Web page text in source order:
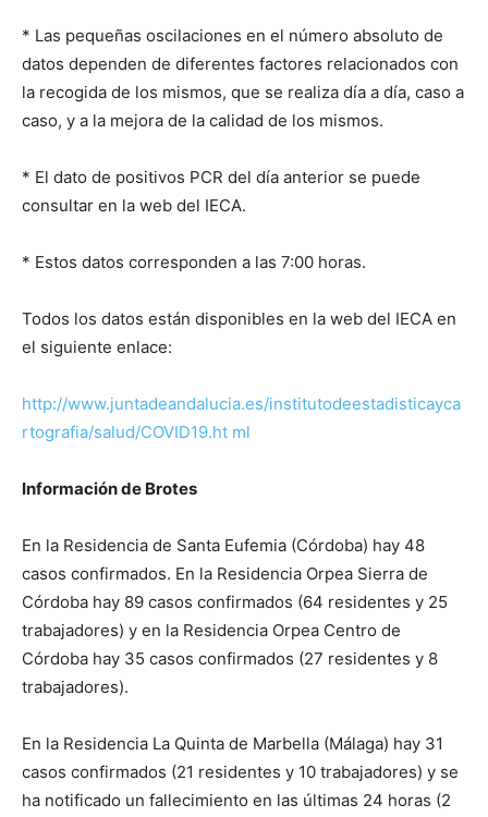
* Las pequeñas oscilaciones en el número absoluto de
datos dependen de diferentes factores relacionados con
la recogida de los mismos, que se realiza día a día, caso a
caso, y a la mejora de la calidad de los mismos.
* El dato de positivos PCR del día anterior se puede
consultar en la web del IECA.
* Estos datos corresponden a las 7:00 horas.
Todos los datos están disponibles en la web del IECA en
el siguiente enlace:
http://www.juntadeandalucia.es/institutodeestadisticayca
rtografia/salud/COVID19.ht ml
Información de Brotes
En la Residencia de Santa Eufemia (Córdoba) hay 48
casos confirmados. En la Residencia Orpea Sierra de
Córdoba hay 89 casos confirmados (64 residentes y 25
trabajadores) y en la Residencia Orpea Centro de
Córdoba hay 35 casos confirmados (27 residentes y 8
trabajadores).
En la Residencia La Quinta de Marbella (Málaga) hay 31
casos confirmados (21 residentes y 10 trabajadores) y se
ha notificado un fallecimiento en las últimas 24 horas (2